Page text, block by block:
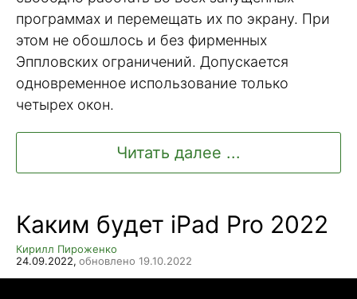
программах и перемещать их по экрану. При
этом не обошлось и без фирменных
Эппловских ограничений. Допускается
одновременное использование только
четырех окон.
Читать далее ...
Каким будет iPad Pro 2022
Кирилл Пироженко
24.09.2022, обновлено 19.10.2022